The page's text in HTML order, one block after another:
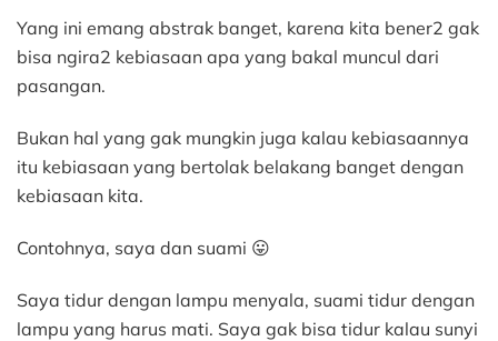
Yang ini emang abstrak banget, karena kita bener2 gak
bisa ngira2 kebiasaan apa yang bakal muncul dari
pasangan.
Bukan hal yang gak mungkin juga kalau kebiasaannya
itu kebiasaan yang bertolak belakang banget dengan
kebiasaan kita.
Contohnya, saya dan suami 😛
Saya tidur dengan lampu menyala, suami tidur dengan
lampu yang harus mati. Saya gak bisa tidur kalau sunyi